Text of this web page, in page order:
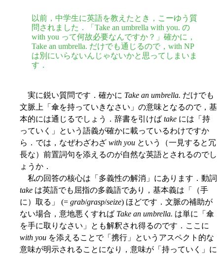
以前，中学生に英語を教えたとき，こーゆう質
問されました．「Take an umbrella with you. の
with you って何故必要なんですか？」確かに，
Take an umbrella. だけでも通じるので，with NP
は別にいらないんじゃないかと思ってしまいま
す．
実に鋭い質問です．確かに Take an umbrella. だけでも
文脈上「傘を持っていきなさい」の意味となるので，基
本的には通じるでしょう．辞書を引けば take には「持
っていく」という語義が確かに載っているわけですか
ら．では，なぜわざわざ with you という（一見すると冗
長な）前置詞句を添えるのが自然な英語とされるのでし
ょうか．
私の回答の核心は「多義性の解消」にあります．動詞
take は英語でも屈指の多義語であり，基本義は「（手
に）取る」 (= grab/grasp/seize) ほどです．文脈の補助が
ない場合，意地悪くすれば Take an umbrella. は単に「傘
を手に取りなさい」とも解釈され得るのです．ここに
with you を添えることで「携行」というアスペクト的な
意味が明示されることになり，意味が「持っていく」に